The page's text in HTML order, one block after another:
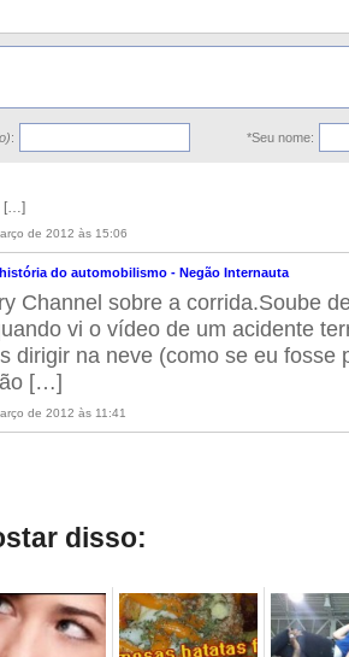
: *Seu nome:
de 2012 às 15:06
[…]
do automobilismo - Negão Internauta
de 2012 às 11:41
Channel sobre a corrida.Soube
vi o vídeo de um acidente
dirigir na neve (como se eu fosse
[…]
disso: